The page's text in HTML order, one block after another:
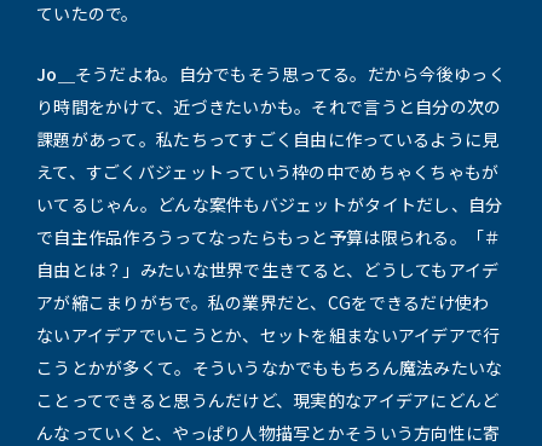
ていたので。
Jo＿ そうだよね。自分でもそう思ってる。だから今後ゆっく
り時間をかけて、近づきたいかも。それで言うと自分の次の
課題があって。私たちってすごく自由に作っているように見
えて、すごくバジェットっていう枠の中でめちゃくちゃもが
いてるじゃん。どんな案件もバジェットがタイトだし、自分
で自主作品作ろうってなったらもっと予算は限られる。「＃
自由とは？」みたいな世界で生きてると、どうしてもアイデ
アが縮こまりがちで。私の業界だと、CGをできるだけ使わ
ないアイデアでいこうとか、セットを組まないアイデアで行
こうとかが多くて。そういうなかでももちろん魔法みたいな
ことってできると思うんだけど、現実的なアイデアにどんど
んなっていくと、やっぱり人物描写とかそういう方向性に寄